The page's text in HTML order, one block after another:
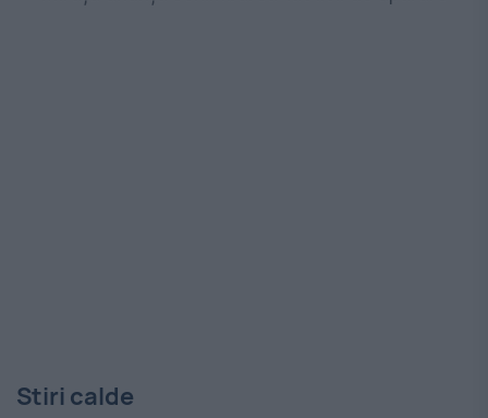
Stiri calde